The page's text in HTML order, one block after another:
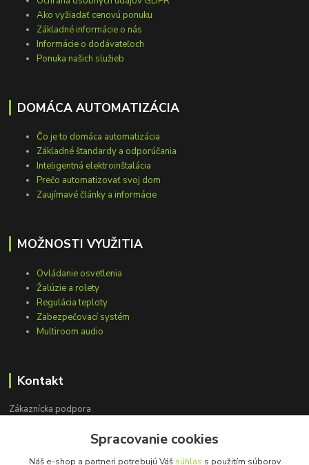
Ako vyžiadať cenovú ponuku
Základné informácie o nás
Informácie o dodávateľoch
Ponuka našich služieb
DOMÁCA AUTOMATIZÁCIA
Čo je to domáca automatizácia
Základné štandardy a odporúčania
Inteligentná elektroinštalácia
Prečo automatizovať svoj dom
Zaujímavé články a informácie
MOŽNOSTI VYUŽITIA
Ovládanie osvetlenia
Žalúzie a rolety
Regulácia teploty
Zabezpečovací systém
Multiroom audio
Kontakt
Zákaznícka podpora
Spracovanie cookies
Náš e-shop a partneri potrebujú Váš súhlas s použitím súborov